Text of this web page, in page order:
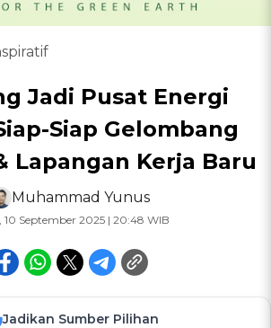
Jadi Pusat Energi
Siap Gelombang
Lapangan Kerja Baru
Muhammad Yunus
10 September 2025 | 20:48 WIB
Jadikan Sumber Pilihan